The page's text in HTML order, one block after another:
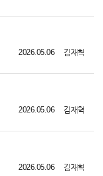
김재혁
2026.05.06
김재혁
2026.05.06
김재혁
2026.05.06